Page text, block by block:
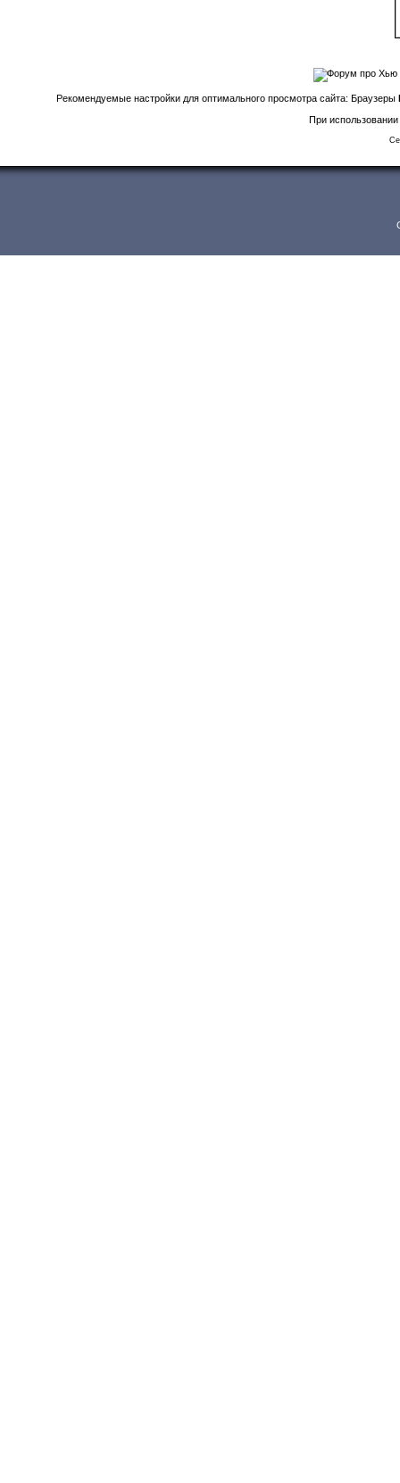
Рекомендуемые настройки для оптимального просмотра сайта: Браузеры
При